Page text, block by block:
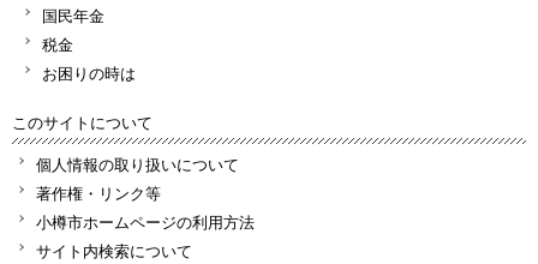
国民年金
税金
お困りの時は
このサイトについて
個人情報の取り扱いについて
著作権・リンク等
小樽市ホームページの利用方法
サイト内検索について